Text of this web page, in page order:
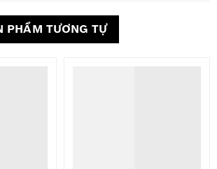
PHẨM TƯƠNG TỰ